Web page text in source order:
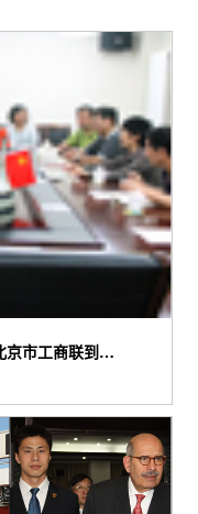
诚信经营是华信中安的基本遵循——北京市工商联到我司听取工作汇报
诚信经营是华信中安的基本遵循——北京市工商联到我司听取工作汇报